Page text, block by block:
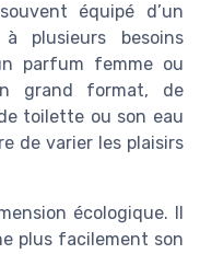
équipé d’un
plusieurs besoins
parfum femme ou
grand format, de
toilette ou son eau
de varier les plaisirs
écologique. Il
plus facilement son